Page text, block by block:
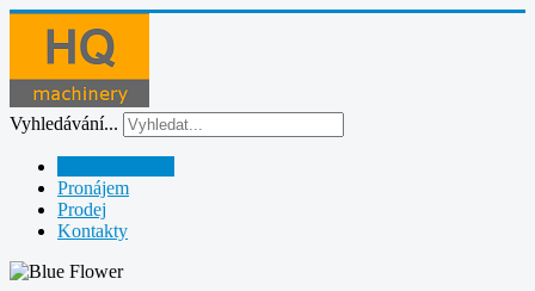
Vyhledávání...
Pronájem
Prodej
Kontakty